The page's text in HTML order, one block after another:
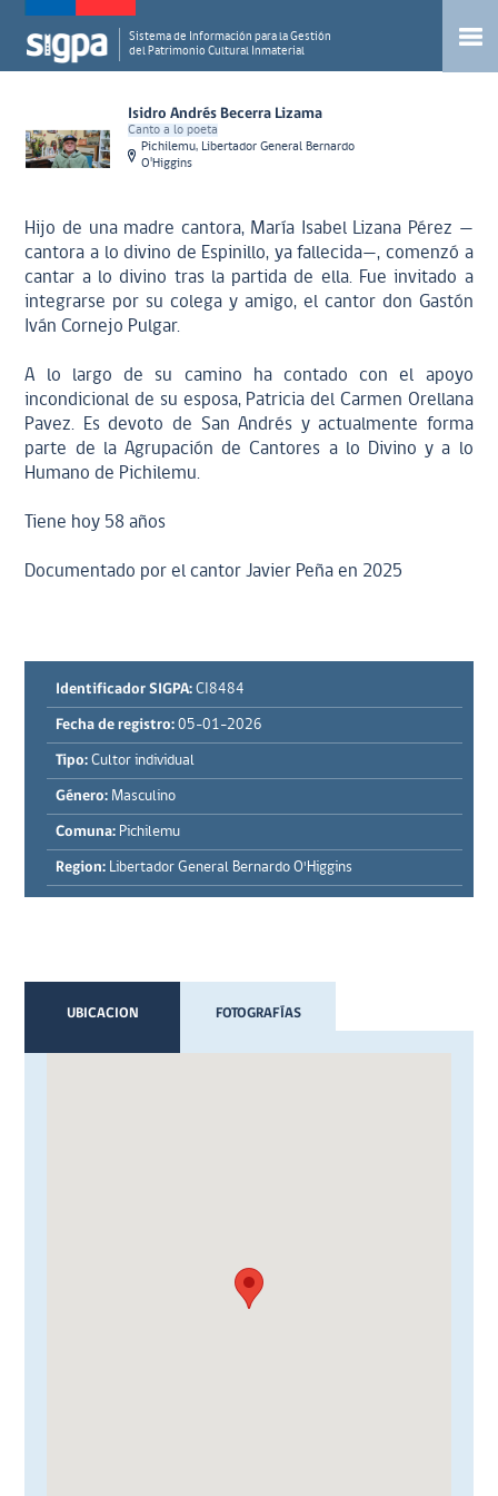
Sistema de Información para la Gestión
del Patrimonio Cultural Inmaterial
Isidro Andrés Becerra Lizama
Canto a lo poeta
Pichilemu, Libertador General Bernardo
O'Higgins
Hijo de una madre cantora, María Isabel Lizana Pérez —
cantora a lo divino de Espinillo, ya fallecida—, comenzó a
cantar a lo divino tras la partida de ella. Fue invitado a
integrarse por su colega y amigo, el cantor don Gastón
Iván Cornejo Pulgar.
A lo largo de su camino ha contado con el apoyo
incondicional de su esposa, Patricia del Carmen Orellana
Pavez. Es devoto de San Andrés y actualmente forma
parte de la Agrupación de Cantores a lo Divino y a lo
Humano de Pichilemu.
Tiene hoy 58 años
Documentado por el cantor Javier Peña en 2025
Identificador SIGPA: CI8484
Fecha de registro: 05-01-2026
Tipo: Cultor individual
Género: Masculino
Comuna: Pichilemu
Region: Libertador General Bernardo O'Higgins
UBICACION FOTOGRAFÍAS